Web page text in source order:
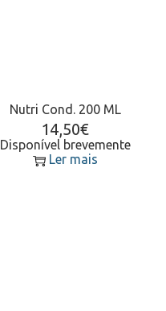
Nutri Cond. 200 ML
14,50€
Disponível brevemente
Ler mais